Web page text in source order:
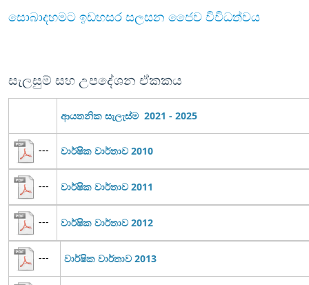
සොබාදහමට ඉඩහසර සලසන ජෛව විවිධත්වය
සැලසුම් සහ උපදේශන ඒකකය
ආයතනික සැලැස්ම 2021 - 2025
--- වාර්ෂික වාර්තාව 2010
--- වාර්ෂික වාර්තාව 2011
--- වාර්ෂික වාර්තාව 2012
--- වාර්ෂික වාර්තාව 2013